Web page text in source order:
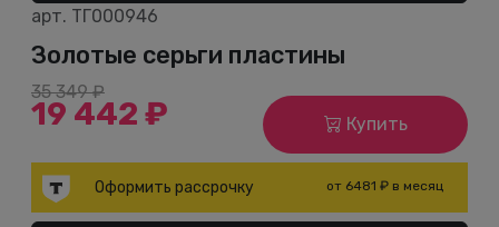
арт. ТГ000946
Золотые серьги пластины
35 349 ₽
19 442 ₽ Купить
Оформить рассрочку от 6481 ₽ в месяц